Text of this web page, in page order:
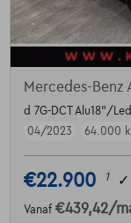
Mercedes-Benz
d 7G-DCT Alu18"/
04/2023
64.000
€22.900 1 ✓
Vanaf €439,42/